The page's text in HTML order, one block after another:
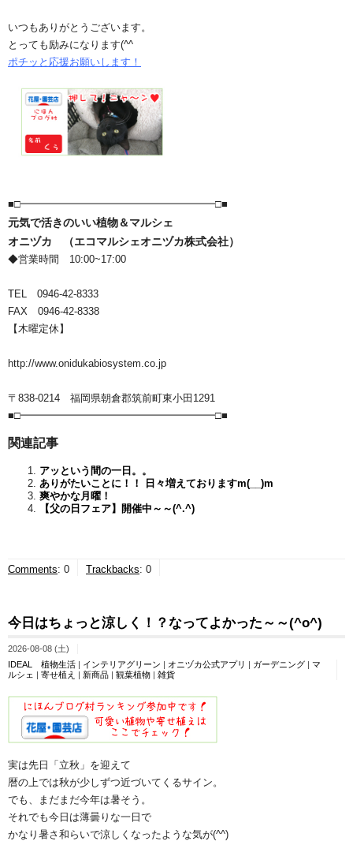
いつもありがとうございます。
とっても励みになります(^^ゞ
ポチッと応援お願いします！
■□━━━━━━━━━━━━━━━━━━━□■
元気で活きのいい植物＆マルシェ
オニヅカ （エコマルシェオニヅカ株式会社）
◆営業時間 10:00~17:00
TEL 0946-42-8333
FAX 0946-42-8338
【木曜定休】
http://www.onidukabiosystem.co.jp
〒838-0214 福岡県朝倉郡筑前町東小田1291
■□━━━━━━━━━━━━━━━━━━━□■
関連記事
アッという間の一日。。
ありがたいことに！！ 日々増えておりますm(__)m
爽やかな月曜！
【父の日フェア】開催中～～(^.^)
Comments: 0 Trackbacks: 0
今日はちょっと涼しく！？なってよかった～～(^o^)
2026-08-08 (土)
IDEAL 植物生活 | インテリアグリーン | オニヅカ公式アプリ | ガーデニング | マ
ルシェ | 寄せ植え | 新商品 | 観葉植物 | 雑貨
実は先日「立秋」を迎えて
暦の上では秋が少しずつ近づいてくるサイン。
でも、まだまだ今年は暑そう。
それでも今日は薄曇りな一日で
かなり暑さ和らいで涼しくなったような気が(^^)